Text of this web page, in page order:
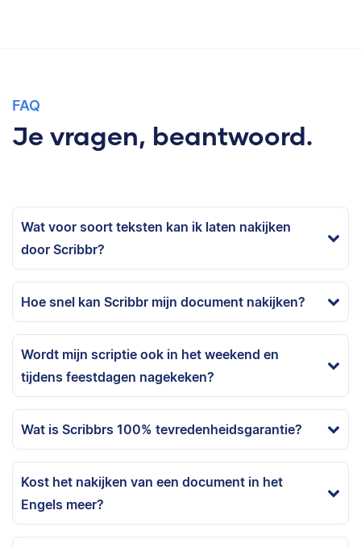
FAQ
Je vragen, beantwoord.
Wat voor soort teksten kan ik laten nakijken
door Scribbr?
Hoe snel kan Scribbr mijn document nakijken?
Wordt mijn scriptie ook in het weekend en
tijdens feestdagen nagekeken?
Wat is Scribbrs 100% tevredenheidsgarantie?
Kost het nakijken van een document in het
Engels meer?